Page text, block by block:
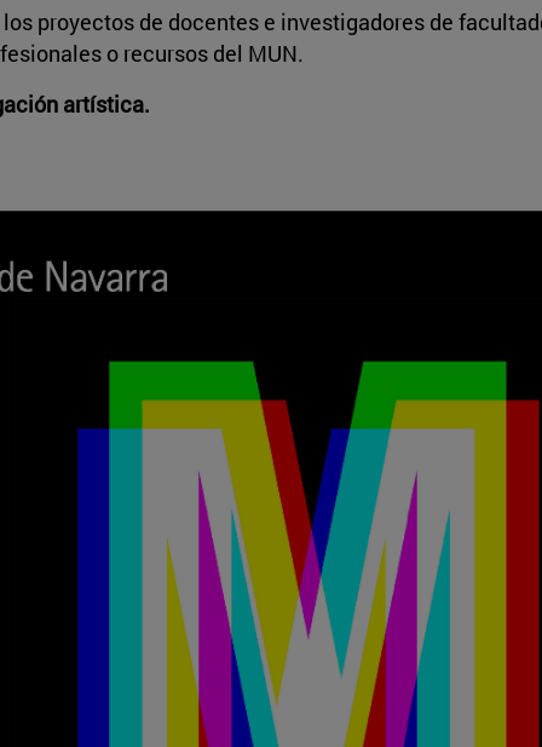
proyectos de docentes e investigadores de
o recursos del MUN.
artística.